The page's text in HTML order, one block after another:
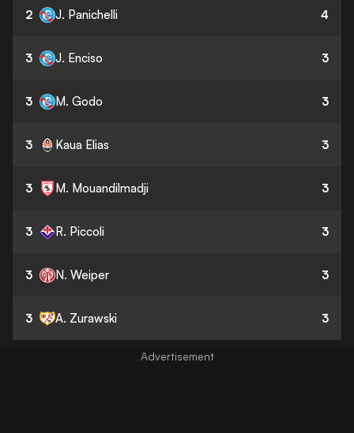
2 J. Panichelli 4
3 J. Enciso 3
3 M. Godo 3
3 Kaua Elias 3
3 M. Mouandilmadji 3
3 R. Piccoli 3
3 N. Weiper 3
3 A. Zurawski 3